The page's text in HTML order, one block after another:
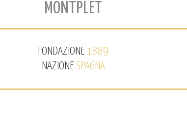
MONTPLET
FONDAZIONE 1889
NAZIONE SPAGNA